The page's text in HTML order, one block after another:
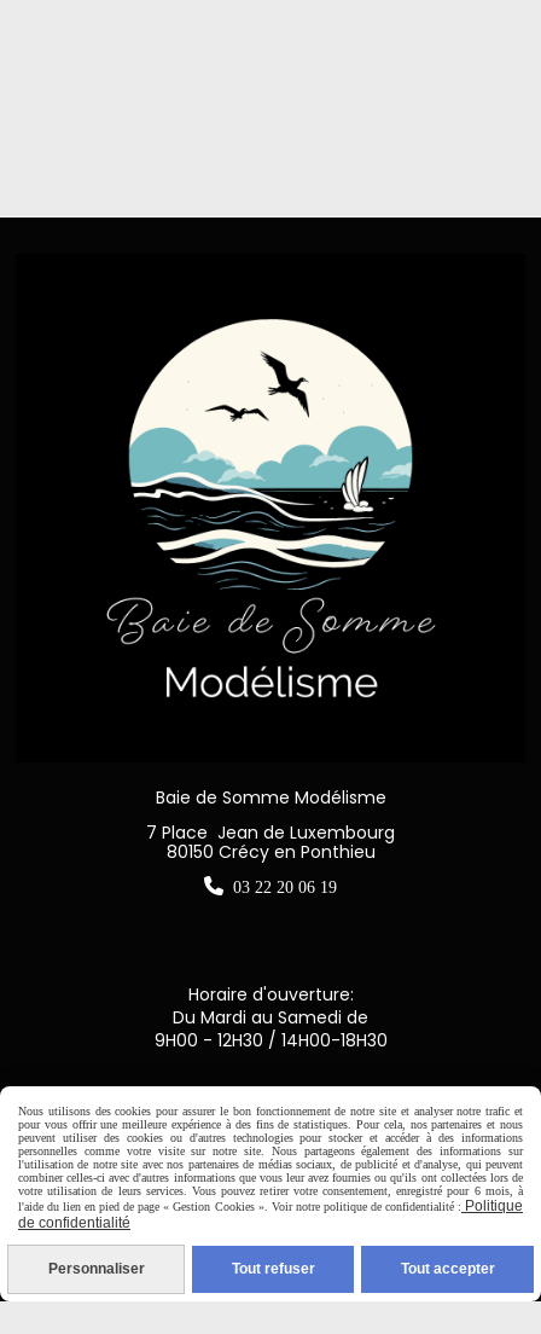
Baie de Somme Modélisme
7 Place Jean de Luxembourg
80150 Crécy en Ponthieu
 03 22 20 06 19
Horaire d'ouverture:
Du Mardi au Samedi de
9H00 - 12H30 / 14H00-18H30
Paiement sécurisé
CB Crédit Agricole
Virement bancaire
PAYPAL (4x sans frais)
Nous utilisons des cookies pour assurer le bon fonctionnement de notre site et analyser notre trafic et
pour vous offrir une meilleure expérience à des fins de statistiques. Pour cela, nos partenaires et nous
peuvent utiliser des cookies ou d'autres technologies pour stocker et accéder à des informations
personnelles comme votre visite sur notre site. Nous partageons également des informations sur
l'utilisation de notre site avec nos partenaires de médias sociaux, de publicité et d'analyse, qui peuvent
combiner celles-ci avec d'autres informations que vous leur avez fournies ou qu'ils ont collectées lors de
votre utilisation de leurs services. Vous pouvez retirer votre consentement, enregistré pour 6 mois, à
l'aide du lien en pied de page « Gestion Cookies ». Voir notre politique de confidentialité : Politique
de confidentialité
Personnaliser Tout refuser Tout accepter